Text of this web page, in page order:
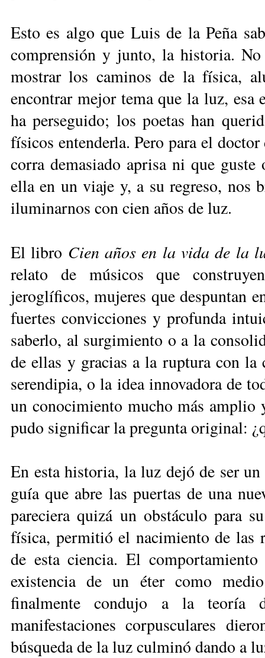
Esto es algo que Luis de la Peña
comprensión y junto, la historia.
mostrar los caminos de la física,
encontrar mejor tema que la luz, esa
ha perseguido; los poetas han
físicos entenderla. Pero para el
corra demasiado aprisa ni que
ella en un viaje y, a su regreso, nos
iluminarnos con cien años de luz.
El libro Cien años en la vida de la
relato de músicos que
jeroglíficos, mujeres que despuntan
fuertes convicciones y profunda
saberlo, al surgimiento o a la
de ellas y gracias a la ruptura con la
serendipia, o la idea innovadora de
un conocimiento mucho más amplio
pudo significar la pregunta original:
En esta historia, la luz dejó de ser
guía que abre las puertas de una
pareciera quizá un obstáculo para
física, permitió el nacimiento de las
de esta ciencia. El
existencia de un éter como
finalmente condujo a la teoría
manifestaciones corpusculares
búsqueda de la luz culminó dando a